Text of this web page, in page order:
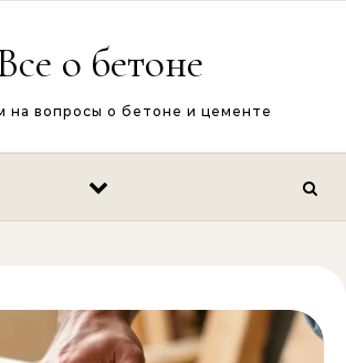
о бетоне
на вопросы о бетоне и цементе